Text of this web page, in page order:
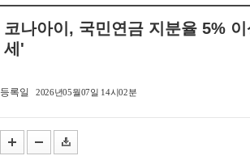
스마일게이트, 엔픽셀 개발
코나아이, 국민연금 지분율 5%
세'
등록일 2026년05월07일 14시02분